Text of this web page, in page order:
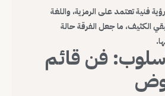
فنية تعتمد على الرمزية، واللغة
الكثيف، ما جعل الفرقة حالة
فن قائم